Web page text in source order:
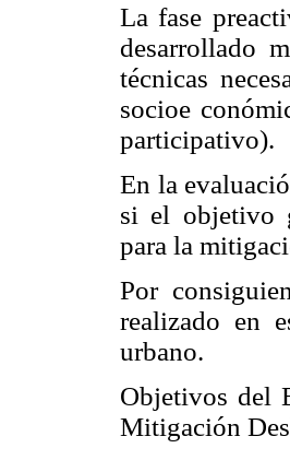
La fase
desarrollado
técnicas
socioe
participativo).
En la
si el objetivo
para la
Por
realizado en
urbano.
Objetivos del
Mitigación